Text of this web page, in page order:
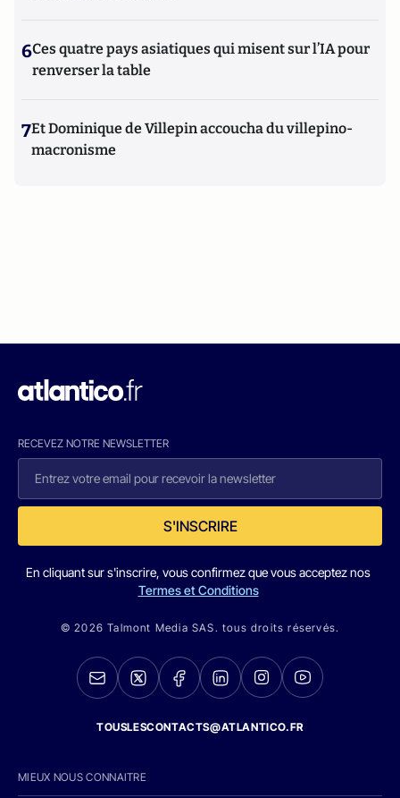
6Ces quatre pays asiatiques qui misent sur l’IA pour
renverser la table
7Et Dominique de Villepin accoucha du villepino-
macronisme
RECEVEZ NOTRE NEWSLETTER
S'INSCRIRE
En cliquant sur s'inscrire, vous confirmez que vous acceptez nos
Termes et Conditions
© 2026 Talmont Media SAS. tous droits réservés.
TOUSLESCONTACTS@ATLANTICO.FR
MIEUX NOUS CONNAITRE